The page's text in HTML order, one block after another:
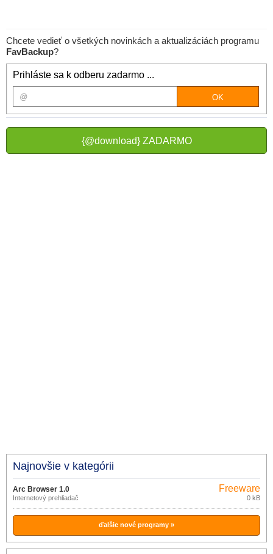
Chcete vedieť o všetkých novinkách a aktualizáciách programu
FavBackup?
Prihláste sa k odberu zadarmo ...
{@download} ZADARMO
Najnovšie v kategórii
Arc Browser 1.0
Internetový prehliadač
Freeware
0 kB
ďalšie nové programy »